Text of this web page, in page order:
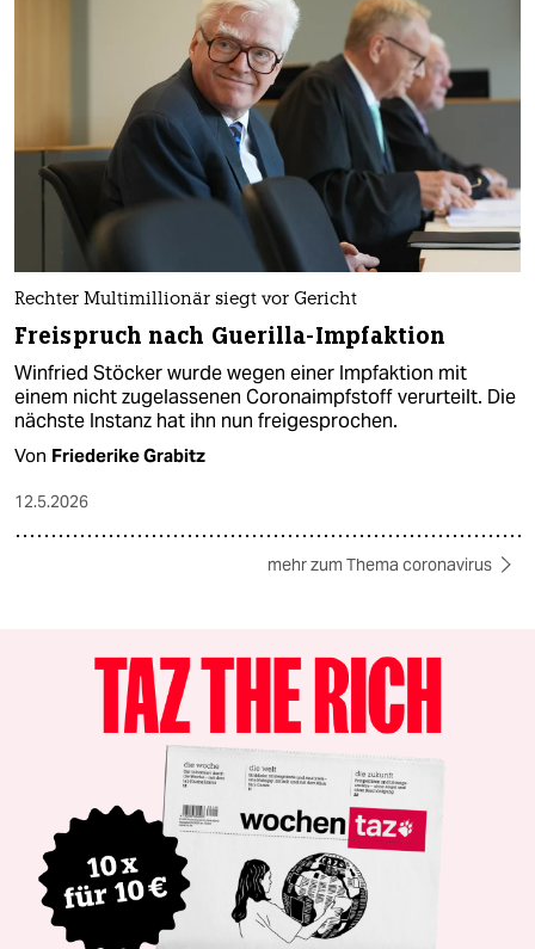
Rechter Multimillionär siegt vor Gericht
Freispruch nach Guerilla-Impfaktion
Winfried Stöcker wurde wegen einer Impfaktion mit
einem nicht zugelassenen Coronaimpfstoff verurteilt. Die
nächste Instanz hat ihn nun freigesprochen.
Von Friederike Grabitz
12.5.2026
mehr zum Thema coronavirus